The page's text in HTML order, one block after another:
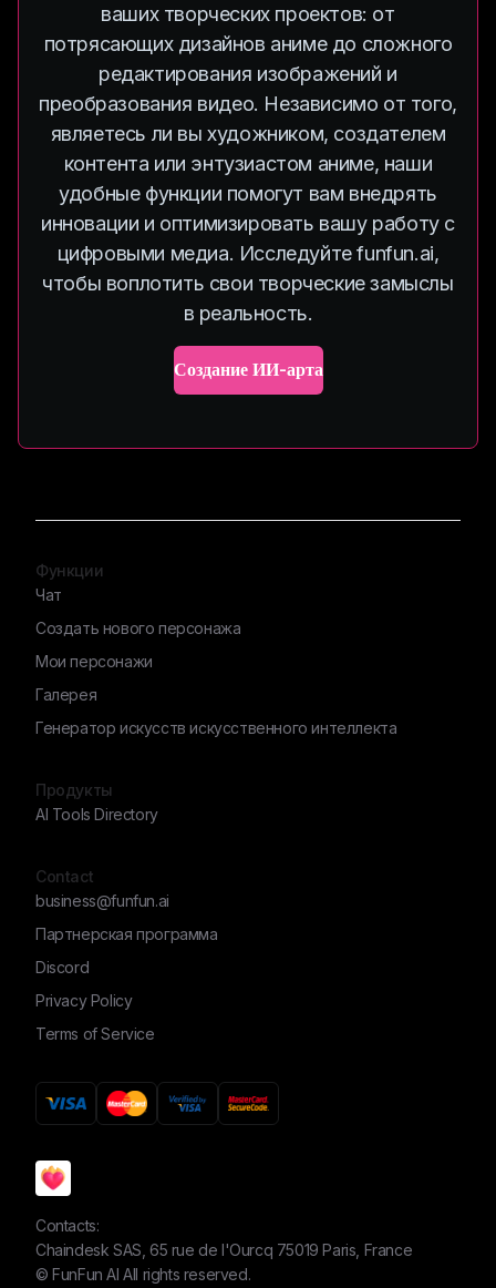
ваших творческих проектов: от
потрясающих дизайнов аниме до сложного
редактирования изображений и
преобразования видео. Независимо от того,
являетесь ли вы художником, создателем
контента или энтузиастом аниме, наши
удобные функции помогут вам внедрять
инновации и оптимизировать вашу работу с
цифровыми медиа. Исследуйте funfun.ai,
чтобы воплотить свои творческие замыслы
в реальность.
Создание ИИ-арта
Contacts:
Chaindesk SAS, 65 rue de l'Ourcq 75019 Paris, France
©FunFun AI All rights reserved.
Функции
Чат
Создать нового персонажа
Мои персонажи
Галерея
Генератор искусств искусственного интеллекта
Продукты
AI Tools Directory
Contact
business@funfun.ai
Партнерская программа
Discord
Privacy Policy
Terms of Service